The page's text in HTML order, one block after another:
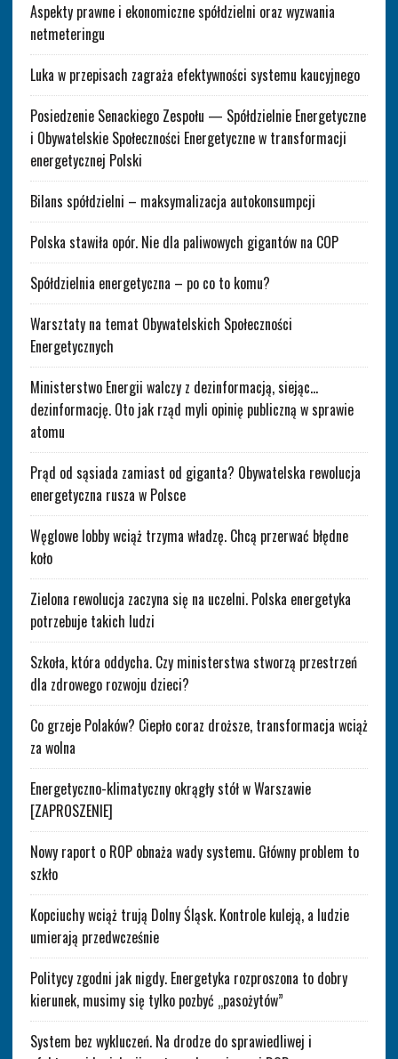
Aspekty prawne i ekonomiczne spółdzielni oraz wyzwania
netmeteringu
Luka w przepisach zagraża efektywności systemu kaucyjnego
Posiedzenie Senackiego Zespołu — Spółdzielnie Energetyczne
i Obywatelskie Społeczności Energetyczne w transformacji
energetycznej Polski
Bilans spółdzielni – maksymalizacja autokonsumpcji
Polska stawiła opór. Nie dla paliwowych gigantów na COP
Spółdzielnia energetyczna – po co to komu?
Warsztaty na temat Obywatelskich Społeczności
Energetycznych
Ministerstwo Energii walczy z dezinformacją, siejąc…
dezinformację. Oto jak rząd myli opinię publiczną w sprawie
atomu
Prąd od sąsiada zamiast od giganta? Obywatelska rewolucja
energetyczna rusza w Polsce
Węglowe lobby wciąż trzyma władzę. Chcą przerwać błędne
koło
Zielona rewolucja zaczyna się na uczelni. Polska energetyka
potrzebuje takich ludzi
Szkoła, która oddycha. Czy ministerstwa stworzą przestrzeń
dla zdrowego rozwoju dzieci?
Co grzeje Polaków? Ciepło coraz droższe, transformacja wciąż
za wolna
Energetyczno-klimatyczny okrągły stół w Warszawie
[ZAPROSZENIE]
Nowy raport o ROP obnaża wady systemu. Główny problem to
szkło
Kopciuchy wciąż trują Dolny Śląsk. Kontrole kuleją, a ludzie
umierają przedwcześnie
Politycy zgodni jak nigdy. Energetyka rozproszona to dobry
kierunek, musimy się tylko pozbyć „pasożytów”
System bez wykluczeń. Na drodze do sprawiedliwej i